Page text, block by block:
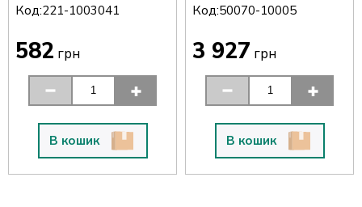
Код:221-1003041
582 грн
В кошик
Код:50070-10005
3 927 грн
В кошик